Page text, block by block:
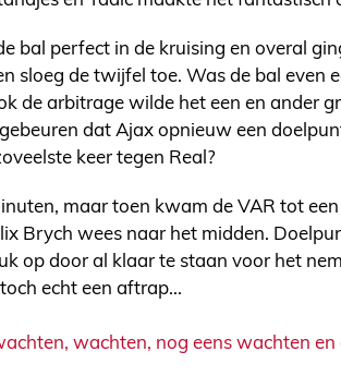
bal perfect in de kruising en overal
sloeg de twijfel toe. Was de bal even
de arbitrage wilde het een en ander
dat Ajax opnieuw een
keer tegen Real?
maar toen kwam de VAR tot een
Brych wees naar het midden.
op door al klaar te staan voor het
echt een aftrap...
wachten, nog eens wachten en